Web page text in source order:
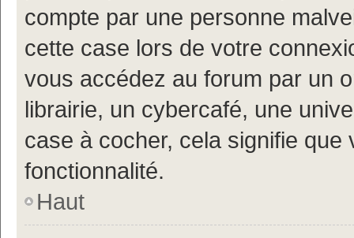
compte par une personne
cette case lors de votre
vous accédez au forum par un
librairie, un cybercafé, une
case à cocher, cela signifie
fonctionnalité.
Haut